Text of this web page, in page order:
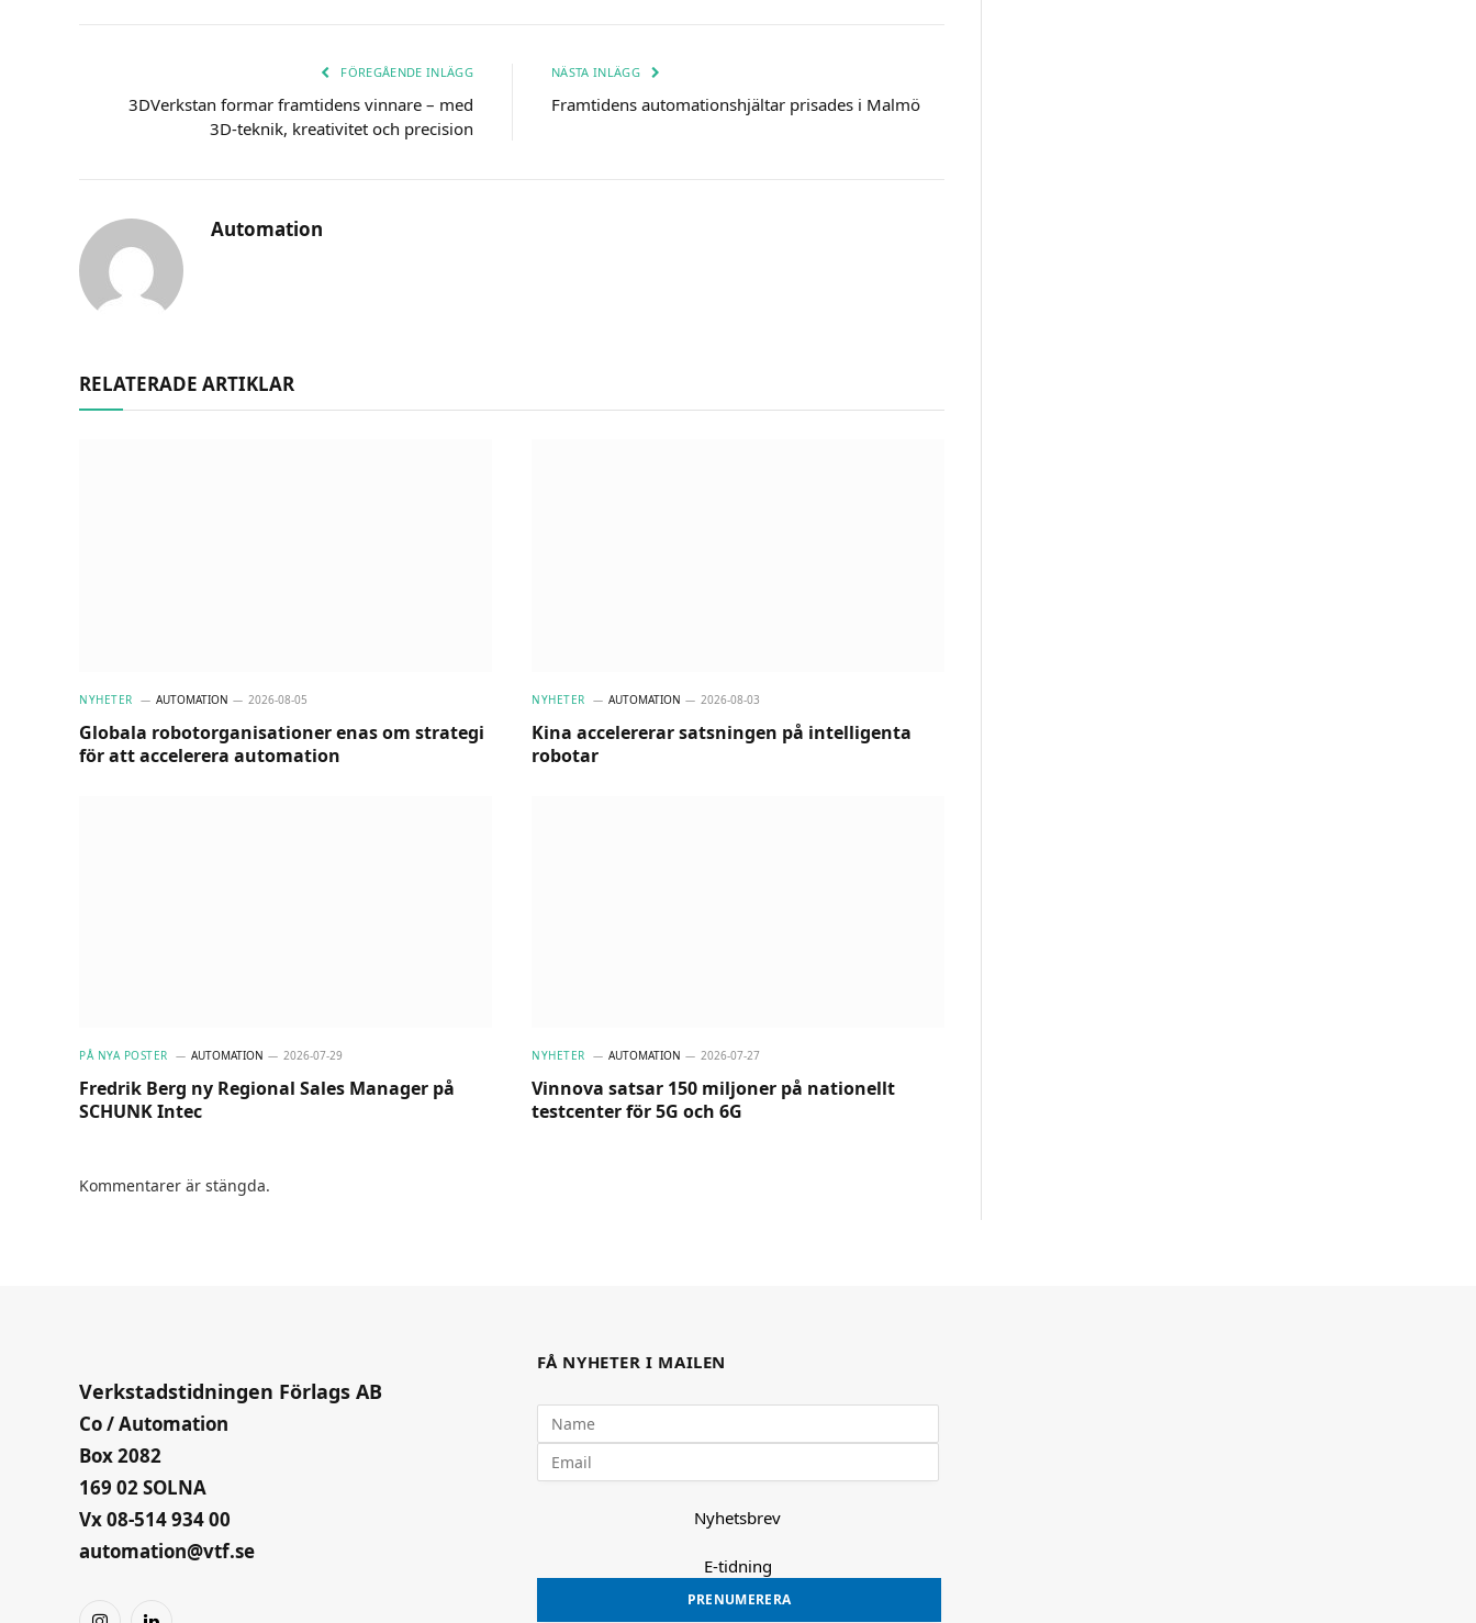
FÖREGÅENDE INLÄGG
3DVerkstan formar framtidens vinnare – med
3D-teknik, kreativitet och precision
NÄSTA INLÄGG
Framtidens automationshjältar prisades i Malmö
Automation
RELATERADE ARTIKLAR
NYHETER AUTOMATION 2026-08-05
Globala robotorganisationer enas om strategi
för att accelerera automation
NYHETER AUTOMATION 2026-08-03
Kina accelererar satsningen på intelligenta
robotar
PÅ NYA POSTER AUTOMATION 2026-07-29
Fredrik Berg ny Regional Sales Manager på
SCHUNK Intec
NYHETER AUTOMATION 2026-07-27
Vinnova satsar 150 miljoner på nationellt
testcenter för 5G och 6G
Kommentarer är stängda.
Verkstadstidningen Förlags AB
Co / Automation
Box 2082
169 02 SOLNA
Vx 08-514 934 00
automation@vtf.se
FÅ NYHETER I MAILEN
Nyhetsbrev
E-tidning
PRENUMERERA